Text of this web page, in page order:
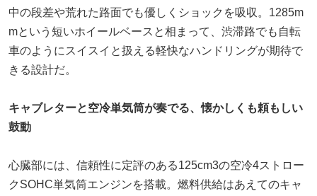
中の段差や荒れた路面でも優しくショックを吸収。1285m
mという短いホイールベースと相まって、渋滞路でも自転
車のようにスイスイと扱える軽快なハンドリングが期待で
きる設計だ。
キャブレターと空冷単気筒が奏でる、懐かしくも頼もしい
鼓動
心臓部には、信頼性に定評のある125cm3の空冷4ストロー
クSOHC単気筒エンジンを搭載。燃料供給はあえてのキャ